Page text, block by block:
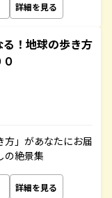
詳細を見る
！地球の歩き方
方」があなたにお届
の絶景集
詳細を見る